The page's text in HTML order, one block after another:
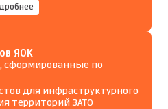
ЯОК
по
для инфраструктурного
территорий ЗАТО